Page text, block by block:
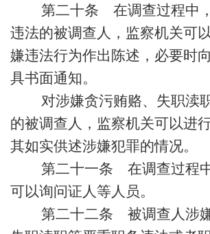
第二十条 在调查过程中
违法的被调查人，监察机关可
嫌违法行为作出陈述，必要时
具书面通知。
对涉嫌贪污贿赂、失职渎
的被调查人，监察机关可以进
其如实供述涉嫌犯罪的情况。
第二十一条 在调查过程
可以询问证人等人员。
第二十二条 被调查人涉嫌